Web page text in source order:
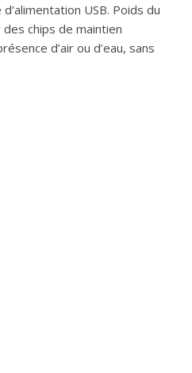
USB. Poids du
chips de maintien
d’air ou d’eau, sans